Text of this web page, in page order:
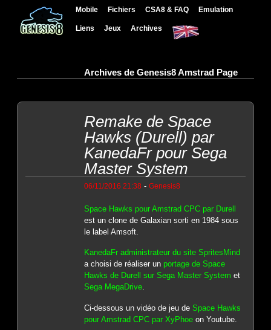
Mobile Fichiers CSA8 & FAQ Emulation
Liens Jeux Archives
Archives de Genesis8 Amstrad Page
Remake de Space
Hawks (Durell) par
KanedaFr pour Sega
Master System
06/11/2016 21:38 - Genesis8
Space Hawks pour Amstrad CPC par Durell
est un clone de Galaxian sorti en 1984 sous
le label Amsoft.
KanedaFr administrateur du site SpritesMind
a choisi de réaliser un portage de Space
Hawks de Durell sur Sega Master System et
Sega MegaDrive.
Ci-dessous un vidéo de jeu de Space Hawks
pour Amstrad CPC par XyPhoeon Youtube.